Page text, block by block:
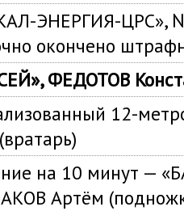
ЭНЕРГИЯ-ЦРС»,
окончено
ФЕДОТОВ
12-
на 10 минут —
Артём